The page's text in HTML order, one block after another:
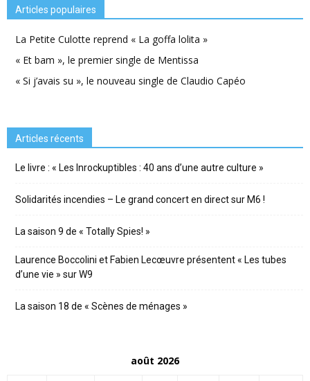
Articles populaires
La Petite Culotte reprend « La goffa lolita »
« Et bam », le premier single de Mentissa
« Si j’avais su », le nouveau single de Claudio Capéo
Articles récents
Le livre : « Les Inrockuptibles : 40 ans d’une autre culture »
Solidarités incendies – Le grand concert en direct sur M6 !
La saison 9 de « Totally Spies! »
Laurence Boccolini et Fabien Lecœuvre présentent « Les tubes
d’une vie » sur W9
La saison 18 de « Scènes de ménages »
août 2026